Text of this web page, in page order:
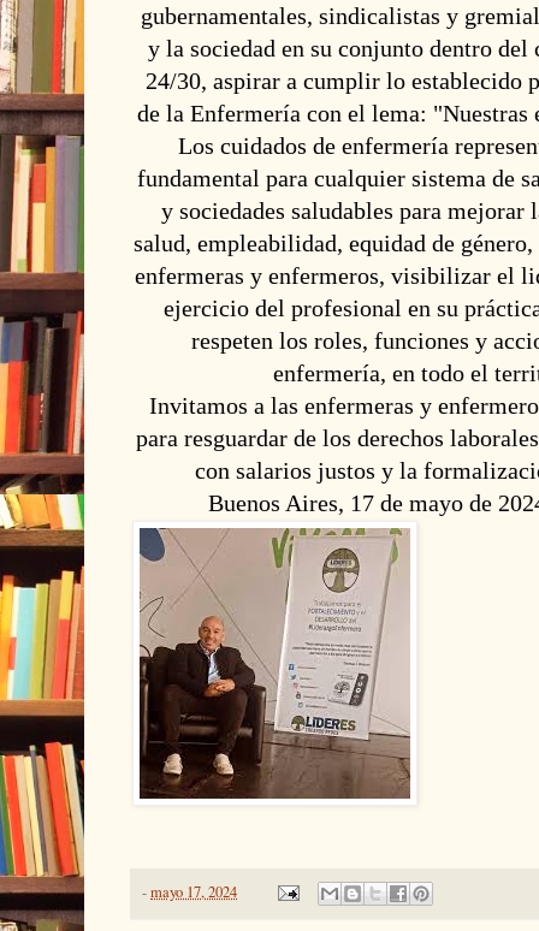
gubernamentales, sindicalistas y
y la sociedad en su conjunto dentro
24/30, aspirar a cumplir lo establecido
de la Enfermería con el lema:
Los cuidados de enfermería
fundamental para cualquier sistema de
y sociedades saludables para mejorar
salud, empleabilidad, equidad de
enfermeras y enfermeros, visibilizar el
ejercicio del profesional en su
respeten los roles, funciones y
enfermería, en todo el
Invitamos a las enfermeras y
para resguardar de los derechos
con salarios justos y la
Buenos Aires, 17 de mayo de
-mayo 17, 2024